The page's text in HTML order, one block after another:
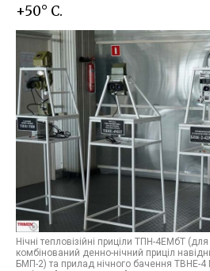
+50° С.
Нічні тепловізійні приціли ТПН-4ЕМбТ
комбінований денно-нічний приціл
БМП-2) та прилад нічного бачення ТВНЕ-4